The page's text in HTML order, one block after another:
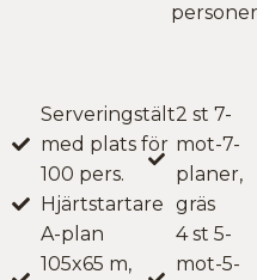
personer
Serveringstält
med plats för
100 pers.
Hjärtstartare
A-plan
105x65 m,
2 st 7-
mot-7-
planer,
gräs
4 st 5-
mot-5-